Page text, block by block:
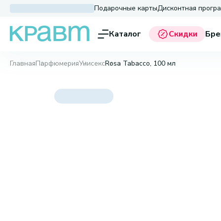
Подарочные картыДисконтная
Каталог Скидки
ГлавнаяПарфюмерияУнисексRosa Tabacco, 100 мл